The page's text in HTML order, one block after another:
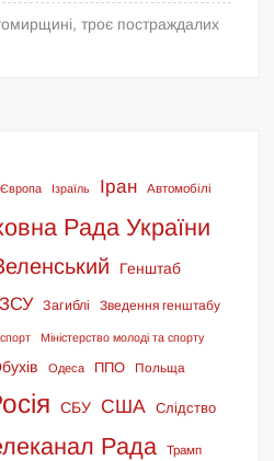
троє постраждалих
Європа Ізраїль Іран Автомобілі
Рада України
Генштаб
ЗСУ Загиблі Зведення генштабу
Міністерство молоді та спорту
Одеса ППО Польща
СБУ США Слідство
Рада Трамп